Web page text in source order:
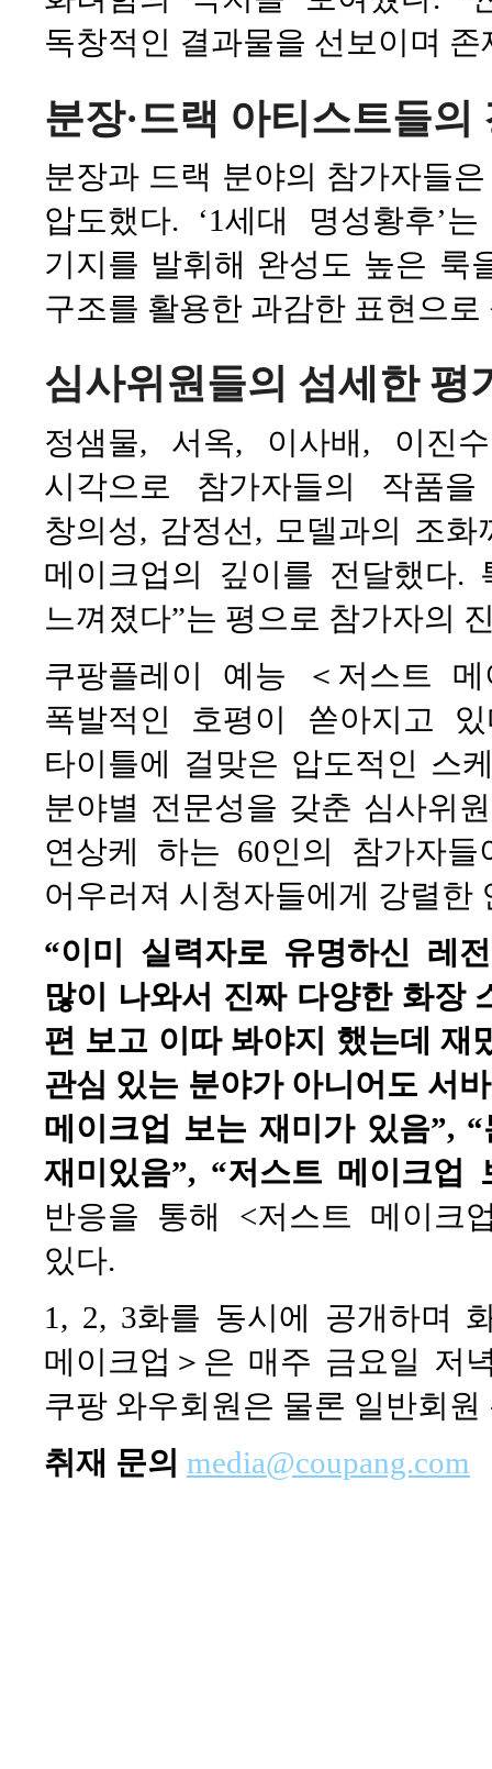
독창적인 결과물을 선보이며
분장·드랙 아티스트들
분장과 드랙 분야의 참가자들
압도했다. ‘1세대 명성황후’
기지를 발휘해 완성도 높은 룩
구조를 활용한 과감한 표현으
심사위원들의 섬세한 평
정샘물, 서옥, 이사배, 이진
시각으로 참가자들의 작품
창의성, 감정선, 모델과의 조
메이크업의 깊이를 전달했다.
느껴졌다”는 평으로 참가자의
쿠팡플레이 예능 ＜저스트
폭발적인 호평이 쏟아지고
타이틀에 걸맞은 압도적인 스
분야별 전문성을 갖춘 심사위
연상케 하는 60인의 참가자
어우러져 시청자들에게 강렬한
“이미 실력자로 유명하신 레
많이 나와서 진짜 다양한 화장
편 보고 이따 봐야지 했는데 재
관심 있는 분야가 아니어도 서
메이크업 보는 재미가 있음”,
재미있음”, “저스트 메이크
반응을 통해 <저스트 메이크
있다.
1, 2, 3화를 동시에 공개하며
메이크업＞은 매주 금요일 저
쿠팡 와우회원은 물론 일반회
취재 문의 media@coupang.com